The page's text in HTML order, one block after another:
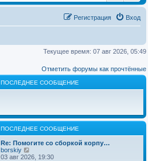
Вход
Регистрация
Текущее время: 07 авг 2026, 05:49
Отметить форумы как прочтённые
ПОСЛЕДНЕЕ СООБЩЕНИЕ
ПОСЛЕДНЕЕ СООБЩЕНИЕ
Re: Помогите со сборкой корпу…
borskiy
е
03 авг 2026, 19:30